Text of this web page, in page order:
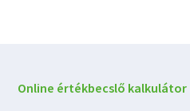
Online értékbecslő kalkulátor